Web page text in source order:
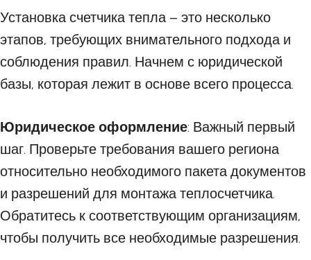
Установка счетчика тепла – это несколько
этапов, требующих внимательного подхода и
соблюдения правил. Начнем с юридической
базы, которая лежит в основе всего процесса.
Юридическое оформление: Важный первый
шаг. Проверьте требования вашего региона
относительно необходимого пакета документов
и разрешений для монтажа теплосчетчика.
Обратитесь к соответствующим организациям,
чтобы получить все необходимые разрешения.